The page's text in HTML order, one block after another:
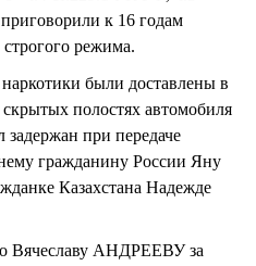
к 16 годам
режима.
наркотики были доставлены в
полостях автомобиля
при передаче
гражданину России Яну
Казахстана Надежде
Вячеславу АНДРЕЕВУ за